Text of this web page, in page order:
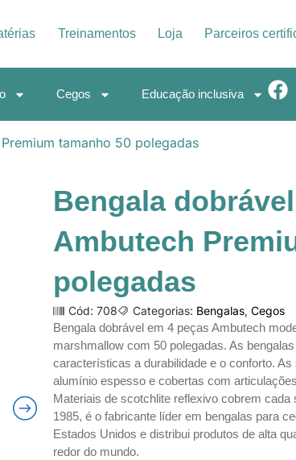
Treinamentos Loja Parceiros
Cegos Educação inclusiva
tamanho 50 polegadas
Bengala
Ambutech
polegadas
Cód: 708 Categorias: Bengalas, Cegos
Bengala dobrável em 4 peças Ambutech
marshmallow com 50 polegadas. As
características a durabilidade e o conforto.
alumínio espesso e cobertas com
Materiais de scotchlite reflexivo cobrem cada
1985, é o fabricante líder em bengalas para
Estados Unidos e distribui produtos de alta
redor do mundo.​